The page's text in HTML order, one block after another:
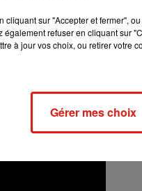
spectacle, Lady Gaga
de laquelle elle espère
cliquant sur "Accepter et fermer",
également refuser en cliquant sur
à jour vos choix, ou retirer votre
Gérer mes choix